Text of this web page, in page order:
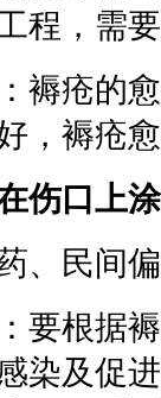
程，需
疮的愈
，褥疮
伤口上
民间偏
根据褥
染及促